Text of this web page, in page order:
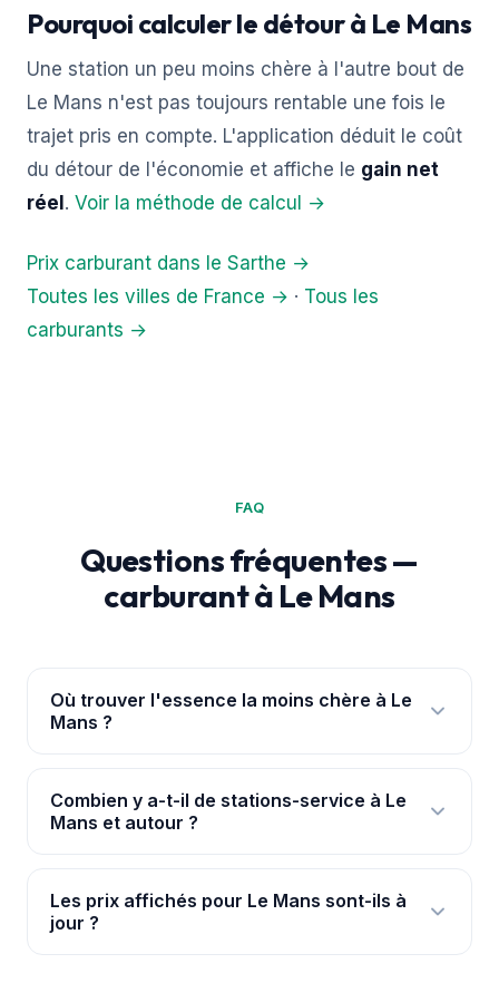
Pourquoi calculer le détour à Le Mans
Une station un peu moins chère à l'autre bout de
Le Mans n'est pas toujours rentable une fois le
trajet pris en compte. L'application déduit le coût
du détour de l'économie et affiche le gain net
réel . Voir la méthode de calcul →
Prix carburant dans le Sarthe →
Toutes les villes de France → · Tous les
carburants →
FAQ
Questions fréquentes —
carburant à Le Mans
Où trouver l'essence la moins chère à Le
Mans ?
géolocalise à Le Mans et classe les 18 stations par
prix réel, avec les ruptures signalées. Les prix
Combien y a-t-il de stations-service à Le
Mans et autour ?
environs immédiats, avec leurs prix mis à jour en
continu pour chaque carburant.
Les prix affichés pour Le Mans sont-ils à
jour ?